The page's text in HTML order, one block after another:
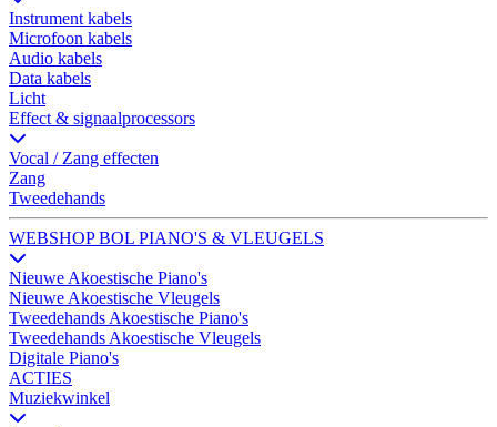
Instrument kabels
Microfoon kabels
Audio kabels
Data kabels
Licht
Effect & signaalprocessors
Vocal / Zang effecten
Zang
Tweedehands
WEBSHOP BOL PIANO'S & VLEUGELS
Nieuwe Akoestische Piano's
Nieuwe Akoestische Vleugels
Tweedehands Akoestische Piano's
Tweedehands Akoestische Vleugels
Digitale Piano's
ACTIES
Muziekwinkel